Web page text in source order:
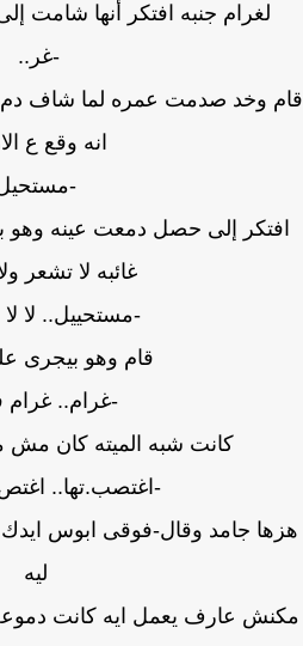
لغرام جنبه افتكر أنها شامت إلى
-غر..
وخد صدمت عمره لما شاف دم
انه وقع ع
-مستحيل
إلى حصل دمعت عينه وهو
غائبه لا تشعر ولا
-مستحييل.. لا لا
قام وهو بيجرى
-غرام.. غرام
كانت شبه الميته كان مش
-اغتصب.تها..
جامد وقال-فوقى ابوس ايدك
ليه
عارف يعمل ايه كانت دموعه